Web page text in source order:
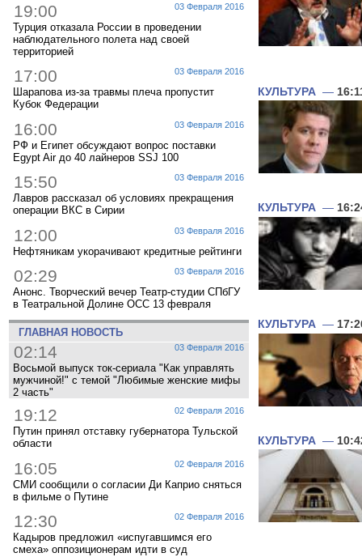
03 Февраля 2016
19:00
Турция отказала России в проведении
наблюдательного полета над своей
территорией
03 Февраля 2016
17:00
Шарапова из-за травмы плеча пропустит
Кубок Федерации
03 Февраля 2016
16:00
РФ и Египет обсуждают вопрос поставки
Egypt Air до 40 лайнеров SSJ 100
03 Февраля 2016
15:50
Лавров рассказал об условиях прекращения
операции ВКС в Сирии
03 Февраля 2016
12:00
Нефтяникам укорачивают кредитные рейтинги
03 Февраля 2016
02:29
Анонс. Творческий вечер Театр-студии СПбГУ
в Театральной Долине ОСС 13 февраля
ГЛАВНАЯ НОВОСТЬ
03 Февраля 2016
02:14
Восьмой выпуск ток-сериала "Как управлять
мужчиной!" с темой "Любимые женские мифы
2 часть"
02 Февраля 2016
19:12
Путин принял отставку губернатора Тульской
области
02 Февраля 2016
16:05
СМИ сообщили о согласии Ди Каприо сняться
в фильме о Путине
02 Февраля 2016
12:30
Кадыров предложил «испугавшимся его
смеха» оппозиционерам идти в суд
КУЛЬТУРА —
КУЛЬТУРА —
КУЛЬТУРА —
КУЛЬТУРА —